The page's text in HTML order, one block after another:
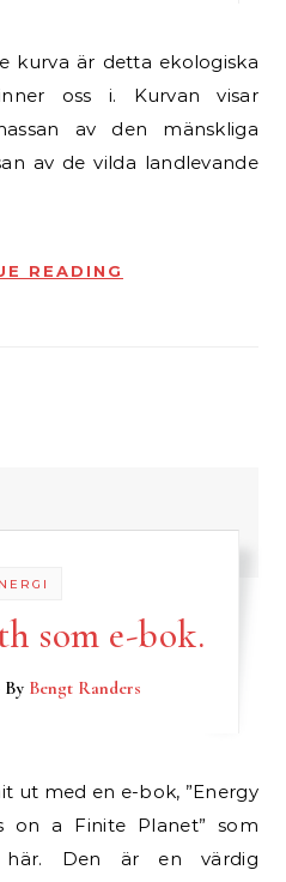
oss i. Kurvan visar
av den mänskliga
av de vilda landlevande
READING
som e-bok.
By Bengt Randers
on a Finite Planet” som
Den är en värdig